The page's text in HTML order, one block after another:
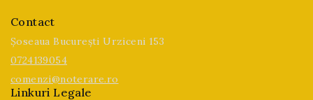
Contact
Șoseaua București Urziceni 153
0724139054
comenzi@noterare.ro
Linkuri Legale